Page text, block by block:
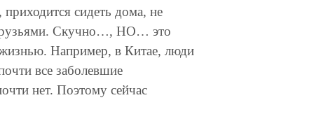
сидеть дома, не
друзьями. Скучно…, НО… это
Например, в Китае, люди
все заболевшие
нет. Поэтому сейчас